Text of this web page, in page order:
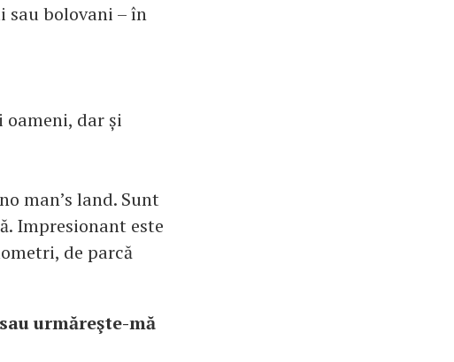
sau bolovani – în
oameni, dar și
man’s land. Sunt
Impresionant este
de parcă
sau urmăreşte-mă